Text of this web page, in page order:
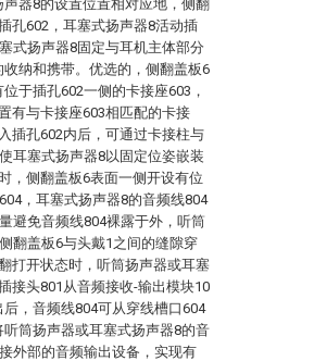
器8的设置位置相对应地，侧翻
孔602，耳塞式扬声器8活动插
式扬声器8固定与耳机主体部分
纳和携带。优选的，侧翻盖板6
于插孔602一侧的卡接座603，
有与卡接座603相匹配的卡接
插孔602内后，可通过卡接柱与
耳塞式扬声器8以固定位姿嵌装
，侧翻盖板6表面一侧开设有位
，耳塞式扬声器8的音频线804
避免音频线804裸露于外，听筒
翻盖板6与头戴1之间的缝隙穿
打开状态时，听筒扬声器或耳塞
接头801从音频接收-输出模块10
，音频线804可从穿线槽口604
筒扬声器或耳塞式扬声器8的音
外部的音频输出设备，实现有